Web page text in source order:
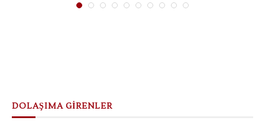
DOLAŞIMA GİRENLER